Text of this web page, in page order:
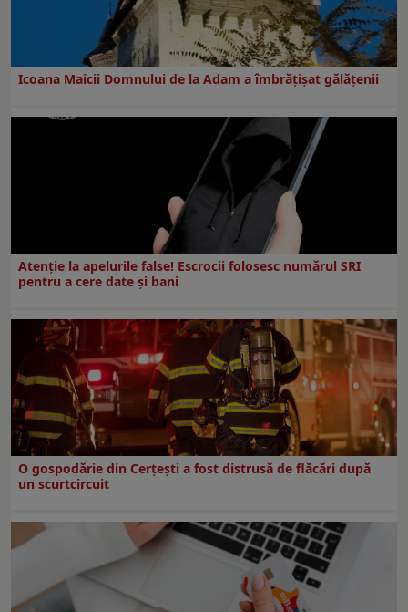
Icoana Maicii Domnului de la Adam a îmbrățișat gălățenii
Atenție la apelurile false! Escrocii folosesc numărul SRI
pentru a cere date și bani
O gospodărie din Cerțești a fost distrusă de flăcări după
un scurtcircuit